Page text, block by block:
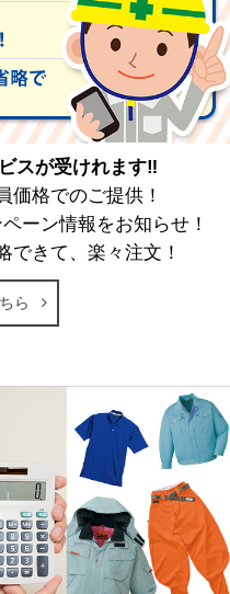
スが受けれます‼
格でのご提供！
ーン情報をお知らせ！
きて、楽々注文！
ら